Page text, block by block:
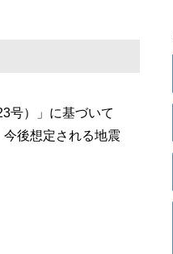
号）」に基づいて
後想定される地震